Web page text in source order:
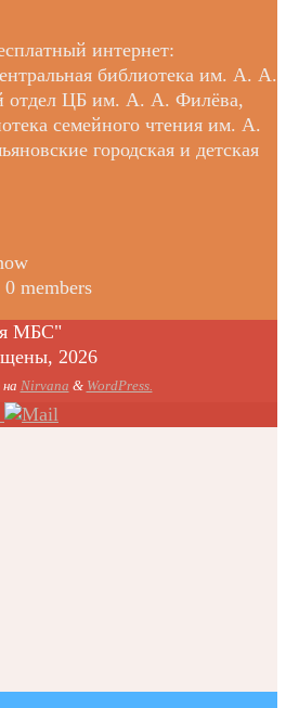
интернет:
библиотека им. А. А.
отдел ЦБ им. А. А. Филёва,
семейного чтения им. А.
городская и детская
0 members
МБС"
2026
Nirvana & WordPress.